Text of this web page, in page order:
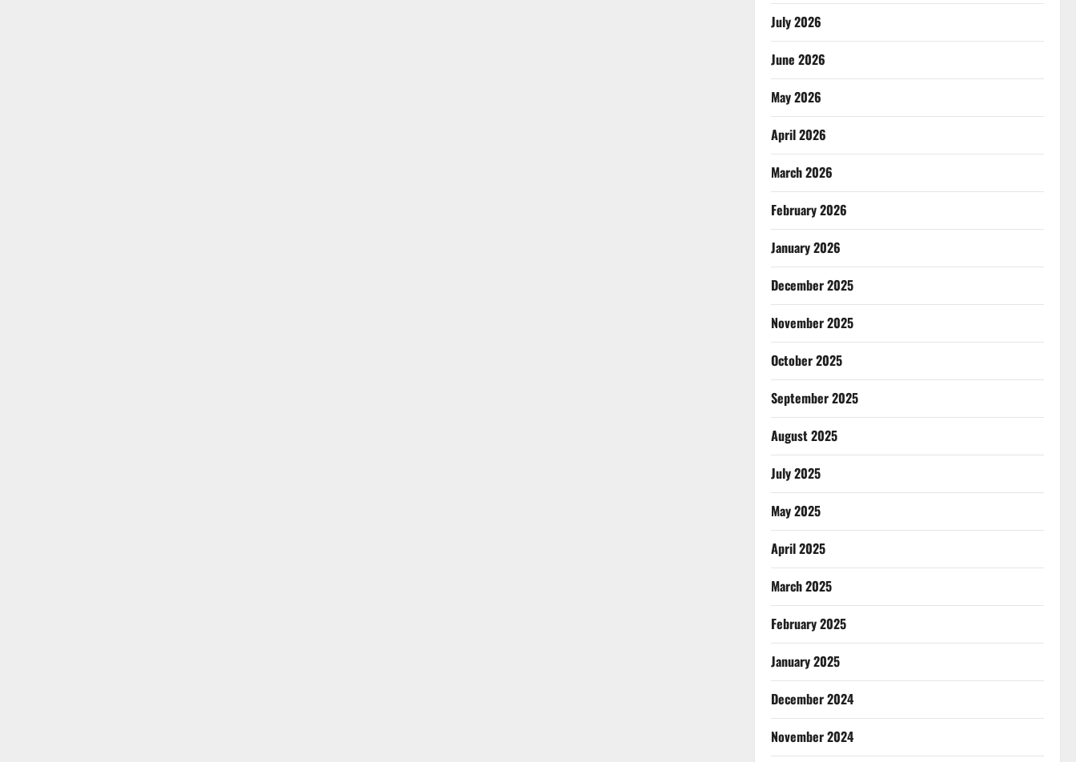
July 2026
June 2026
May 2026
April 2026
March 2026
February 2026
January 2026
December 2025
November 2025
October 2025
September 2025
August 2025
July 2025
May 2025
April 2025
March 2025
February 2025
January 2025
December 2024
November 2024